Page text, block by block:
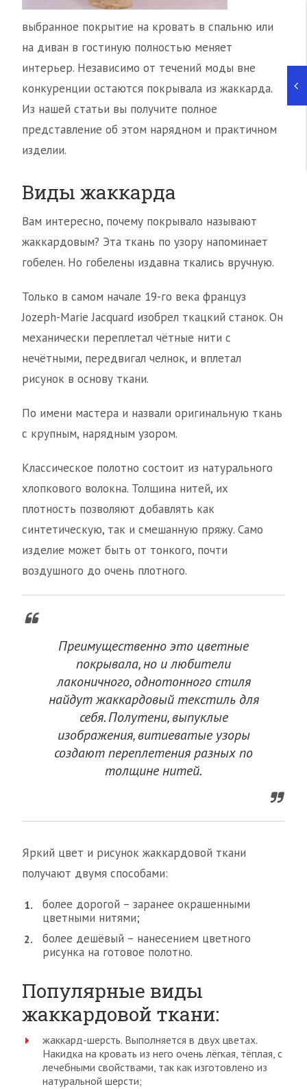
выбранное покрытие на кровать в спальню или
на диван в гостиную полностью меняет
интерьер. Независимо от течений моды вне
конкуренции остаются покрывала из жаккарда.
Из нашей статьи вы получите полное
представление об этом нарядном и практичном
изделии.
Виды жаккарда
Вам интересно, почему покрывало называют
жаккардовым? Эта ткань по узору напоминает
гобелен. Но гобелены издавна ткались вручную.
Только в самом начале 19-го века француз
Jozeph-Marie Jacquard изобрел ткацкий станок. Он
механически переплетал чётные нити с
нечётными, передвигал челнок, и вплетал
рисунок в основу ткани.
По имени мастера и назвали оригинальную ткань
с крупным, нарядным узором.
Классическое полотно состоит из натурального
хлопкового волокна. Толщина нитей, их
плотность позволяют добавлять как
синтетическую, так и смешанную пряжу. Само
изделие может быть от тонкого, почти
воздушного до очень плотного.
Преимущественно это цветные
покрывала, но и любители
лаконичного, однотонного стиля
найдут жаккардовый текстиль для
себя. Полутени, выпуклые
изображения, витиеватые узоры
создают переплетения разных по
толщине нитей.
Яркий цвет и рисунок жаккардовой ткани
получают двумя способами:
более дорогой – заранее окрашенными
цветными нитями;
более дешёвый – нанесением цветного
рисунка на готовое полотно.
Популярные виды
жаккардовой ткани:
жаккард-шерсть. Выполняется в двух цветах.
Накидка на кровать из него очень лёгкая, тёплая, с
лечебными свойствами, так как изготовлено из
натуральной шерсти;